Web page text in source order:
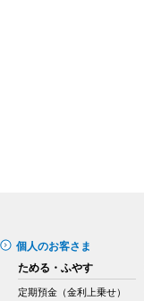
個人のお客さま
ためる・ふやす
定期預金（金利上乗せ）